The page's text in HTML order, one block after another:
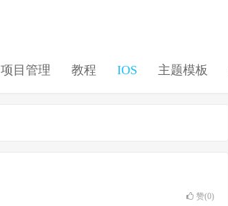
项目管理 教程 IOS 主题模板
赞(0)